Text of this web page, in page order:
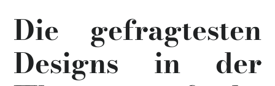
Die gefragtesten
Designs in der